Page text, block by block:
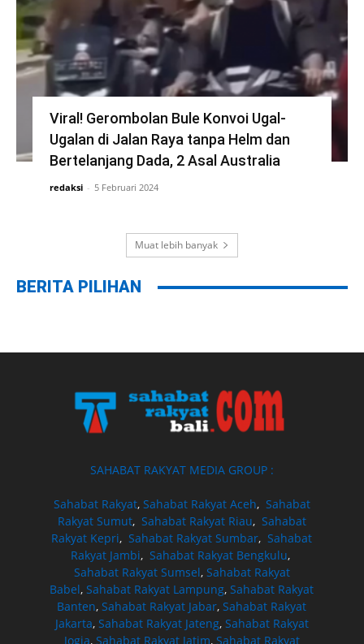
Viral! Gerombolan Bule Konvoi Ugal-
Ugalan di Jalan Raya tanpa Helm dan
Bertelanjang Dada, 2 Asal Australia
redaksi - 5 Februari 2024
Muat lebih banyak
BERITA PILIHAN
SAHABAT RAKYAT MEDIA GROUP :
Sahabat Rakyat, Sahabat Rakyat Aceh, Sahabat
Rakyat Sumut, Sahabat Rakyat Riau, Sahabat
Rakyat Kepri,Sahabat Rakyat Sumbar,Sahabat
Rakyat Jambi, Sahabat Rakyat Bengkulu,
Sahabat Rakyat Sumsel, Sahabat Rakyat
Babel,Sahabat Rakyat Lampung,Sahabat Rakyat
Banten,Sahabat Rakyat Jabar,Sahabat Rakyat
Jakarta, Sahabat Rakyat Jateng, Sahabat Rakyat
Jogja, Sahabat Rakyat Jatim, Sahabat Rakyat